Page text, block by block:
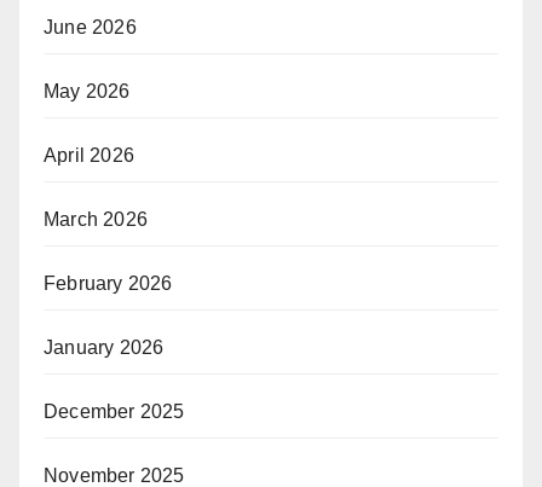
June 2026
May 2026
April 2026
March 2026
February 2026
January 2026
December 2025
November 2025